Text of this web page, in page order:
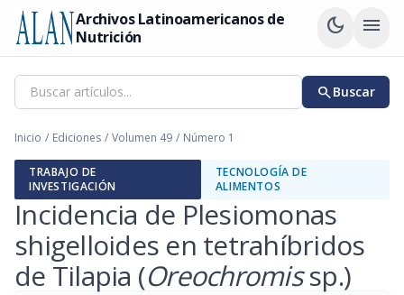
Archivos Latinoamericanos de
Nutrición
dark_mode menu
searchBuscar
Inicio / Ediciones / Volumen 49 / Número 1
TRABAJO DE
INVESTIGACIÓN
TECNOLOGÍA DE
ALIMENTOS
Incidencia de Plesiomonas
shigelloides en tetrahíbridos
de Tilapia (Oreochromissp.)